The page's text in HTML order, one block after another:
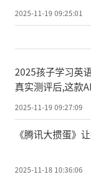
2025-11-19 09:25:01
2025孩子学习英
真实测评后,这款
2025-11-19 09:27:09
《腾讯大掼蛋》
2025-11-18 10:36:06